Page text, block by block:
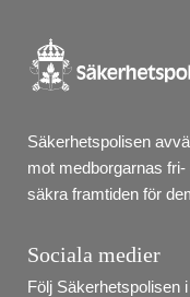
Säkerhetspolisen
mot medborgarnas
säkra framtiden för
Sociala medier
Följ Säkerhetspolisen